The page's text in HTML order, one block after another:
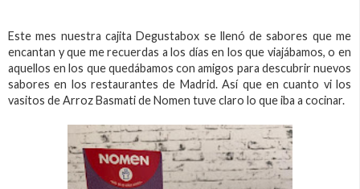
Este mes nuestra cajita Degustabox se llenó de sabores que me
encantan y que me recuerdas a los días en los que viajábamos, o en
aquellos en los que quedábamos con amigos para descubrir nuevos
sabores en los restaurantes de Madrid. Así que en cuanto vi los
vasitos de Arroz Basmati de Nomen tuve claro lo que iba a cocinar.